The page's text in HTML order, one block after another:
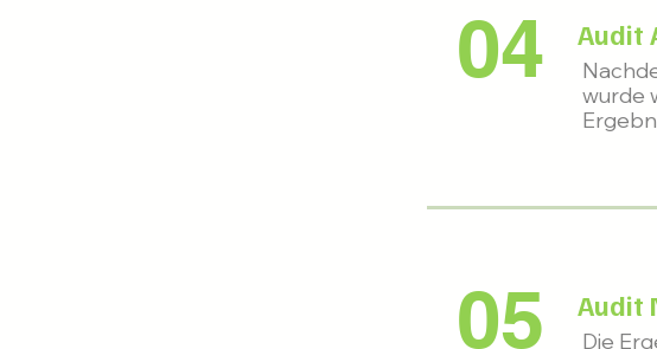
04 Audit
wurde
05 Audit
Die